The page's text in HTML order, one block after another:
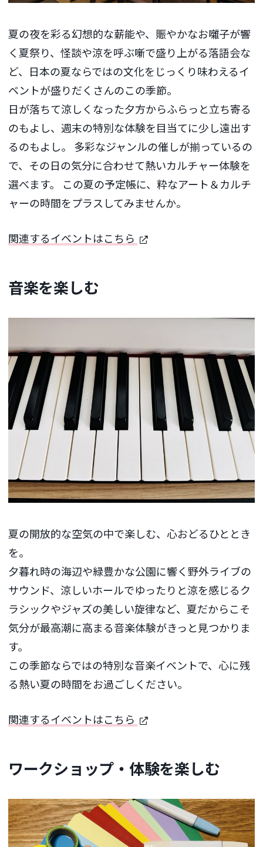
夏の夜を彩る幻想的な薪能や、賑やかなお囃子が響
く夏祭り、怪談や涼を呼ぶ噺で盛り上がる落語会な
ど、日本の夏ならではの文化をじっくり味わえるイ
ベントが盛りだくさんのこの季節。
日が落ちて涼しくなった夕方からふらっと立ち寄る
のもよし、週末の特別な体験を目当てに少し遠出す
るのもよし。 多彩なジャンルの催しが揃っているの
で、その日の気分に合わせて熱いカルチャー体験を
選べます。 この夏の予定帳に、粋なアート＆カルチ
ャーの時間をプラスしてみませんか。
関連するイベントはこちら
音楽を楽しむ
夏の開放的な空気の中で楽しむ、心おどるひととき
を。
夕暮れ時の海辺や緑豊かな公園に響く野外ライブの
サウンド、涼しいホールでゆったりと涼を感じるク
ラシックやジャズの美しい旋律など、夏だからこそ
気分が最高潮に高まる音楽体験がきっと見つかりま
す。
この季節ならではの特別な音楽イベントで、心に残
る熱い夏の時間をお過ごしください。
関連するイベントはこちら
ワークショップ・体験を楽しむ